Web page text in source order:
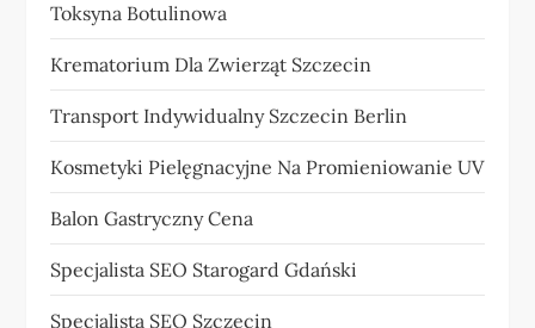
Toksyna Botulinowa
Krematorium Dla Zwierząt Szczecin
Transport Indywidualny Szczecin Berlin
Kosmetyki Pielęgnacyjne Na Promieniowanie UV
Balon Gastryczny Cena
Specjalista SEO Starogard Gdański
Specjalista SEO Szczecin